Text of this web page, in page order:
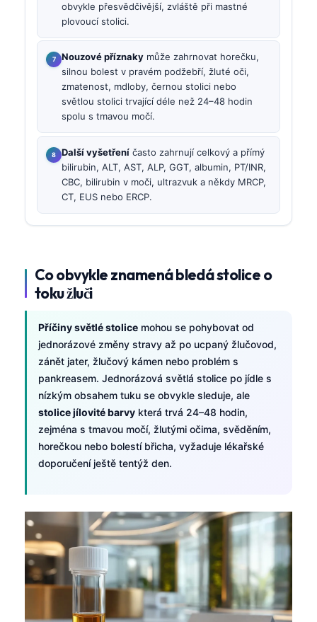
obvykle přesvědčivější, zvláště při mastné
plovoucí stolici.
Nouzové příznaky může zahrnovat horečku,
silnou bolest v pravém podžebří, žluté oči,
zmatenost, mdloby, černou stolici nebo
světlou stolici trvající déle než 24–48 hodin
spolu s tmavou močí.
Další vyšetření často zahrnují celkový a přímý
bilirubin, ALT, AST, ALP, GGT, albumin, PT/INR,
CBC, bilirubin v moči, ultrazvuk a někdy MRCP,
CT, EUS nebo ERCP.
Co obvykle znamená bledá stolice o
toku žluči
Příčiny světlé stolice mohou se pohybovat od
jednorázové změny stravy až po ucpaný žlučovod,
zánět jater, žlučový kámen nebo problém s
pankreasem. Jednorázová světlá stolice po jídle s
nízkým obsahem tuku se obvykle sleduje, ale
stolice jílovité barvy která trvá 24–48 hodin,
zejména s tmavou močí, žlutými očima, svěděním,
horečkou nebo bolestí břicha, vyžaduje lékařské
doporučení ještě tentýž den.